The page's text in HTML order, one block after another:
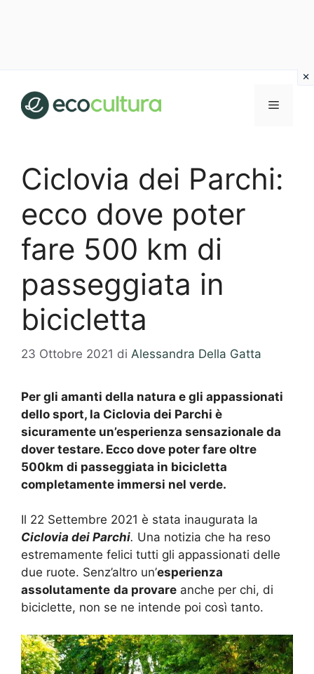
contenuto
MENU
Ciclovia dei Parchi:
ecco dove poter
fare 500 km di
passeggiata in
bicicletta
23 Ottobre 2021 di Alessandra Della Gatta
Per gli amanti della natura e gli appassionati
dello sport, la Ciclovia dei Parchi è
sicuramente un’esperienza sensazionale da
dover testare. Ecco dove poter fare oltre
500km di passeggiata in bicicletta
completamente immersi nel verde.
Il 22 Settembre 2021 è stata inaugurata la
Ciclovia dei Parchi. Una notizia che ha reso
estremamente felici tutti gli appassionati delle
due ruote. Senz’altro un’esperienza
assolutamente da provare anche per chi, di
biciclette, non se ne intende poi così tanto.